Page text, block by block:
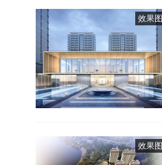
效果图
效果图